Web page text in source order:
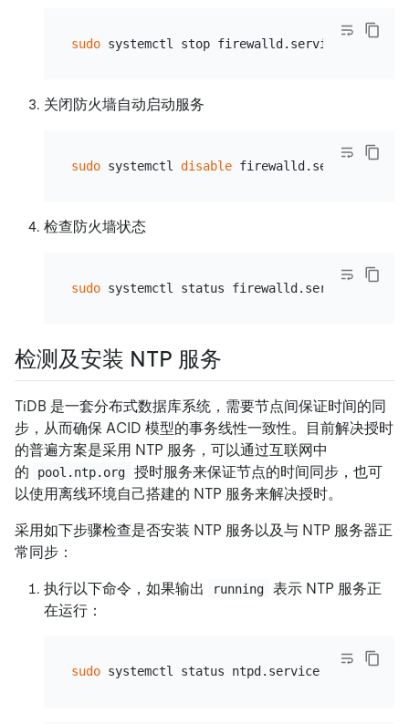
sudo
关闭防火墙自动启动服务
sudo systemctl disable
检查防火墙状态
sudo
检测及安装 NTP 服务
TiDB 是一套分布式数据库系统，需要节点间保证时间的同
步，从而确保 ACID 模型的事务线性一致性。目前解决授时
的普遍方案是采用 NTP 服务，可以通过互联网中
的
pool.ntp.org
授时服务来保证节点的时间同步，也可
以使用离线环境自己搭建的 NTP 服务来解决授时。
采用如下步骤检查是否安装 NTP 服务以及与 NTP 服务器正
常同步：
执行以下命令，如果输出 running
表示 NTP 服务正
在运行：
sudo systemctl status ntpd.service